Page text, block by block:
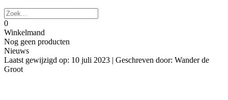
0
Winkelmand
Nog geen producten
Nieuws
Laatst gewijzigd op: 10 juli 2023 | Geschreven door: Wander de
Groot